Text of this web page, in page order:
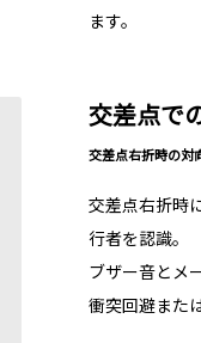
ます。
交差点で
交差点右折時の対
交差点右折時
行者を認識。
ブザー音とメ
衝突回避また